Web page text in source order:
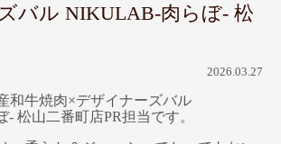
バル NIKULAB-肉らぼ- 松
2026.03.27
和牛焼肉×デザイナーズバル
松山二番町店PR担当です。